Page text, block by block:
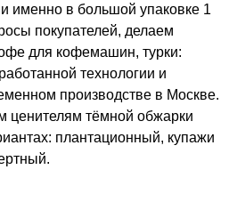
именно в большой упаковке 1
покупателей, делаем
для кофемашин, турки:
технологии и
производстве в Москве.
ценителям тёмной обжарки
плантационный, купажи